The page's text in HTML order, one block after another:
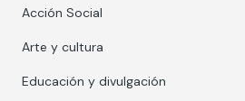
Acción Social
Arte y cultura
Educación y divulgación